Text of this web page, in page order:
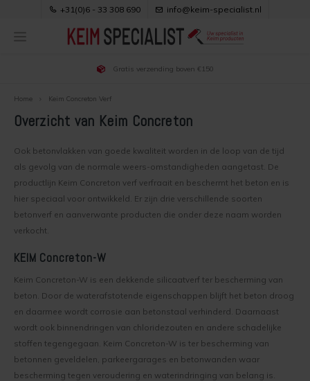
Hoofdmenu / keim verf kopen
Hoofdmenu / adviezen
Buitenmuur verven
Buitenmuur voorbereiden
Werkwijze buitenmuur verven
Binnenmuur verven
Binnenmuur voorbereiden
Werkwijze binnenmuur verven
Keim mineraalverf
Hoofdmenu / kleuren
Keim binnenmuur kleuren
Binnenmuur kleur kiezen
kleur trends
Uitleg over Keim kleuren
Keim Exclusiv
Keim Avantgarde
Keim Kleurenwaaier RAL
Hoofdmenu / productuitleg
Soldalan ME
Soldalan Verdunning
Royalan
Royalan Verdunning
Innostar
Optil
Biosil
Hoofdmenu / toepassingen
Keim Binnenmuurverf
Keim Buitenmuurverf
Keim Houtverf
Hoofdmenu / klantenservice
Bestellen
Bezorgen
Veilig Betalen
Keurmerken
Privacy, Cookies e.d.
Vragen over het Kopen
Veel Gestelde Vragen
Hoofdmenu / projecten
Bakstenen buitenmuur verven
Gevel renovatie
Keimen nieuwbouw woning
Dampopen afwerken na isoleren spouwmuur
Gestucte buitenmuur verven
Hoofdmenu / downloads
Brochures
Veiligheidsbladen
Kleurenwaaiers
+31(0)6 - 33 308 690 info@keim-specialist.nl
Gratis verzending boven €150
Home Keim Concreton Verf
Overzicht van Keim Concreton
Ook betonvlakken van goede kwaliteit worden in de loop van de tijd
als gevolg van de normale weers-omstandigheden aangetast. De
productlijn Keim Concreton verf verfraait en beschermt het beton en is
hier speciaal voor ontwikkeld. Er zijn drie verschillende soorten
betonverf en aanverwante producten die onder deze naam worden
verkocht.
KEIM Concreton-W
Keim Concreton-W is een dekkende silicaatverf ter bescherming van
beton. Door de waterafstotende eigenschappen blijft het beton droog
en daarmee wordt corrosie aan betonstaal verhinderd. Daarnaast
wordt ook binnendringen van chloridezouten en andere schadelijke
stoffen tegengegaan. Keim Concreton-W is ter bescherming van
betonnen geveldelen, parkeergarages en betonwanden waar
bescherming tegen veroudering en waterindringing van belang is.